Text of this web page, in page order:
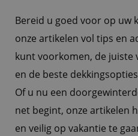
Bereid u goed voor op uw
onze artikelen vol tips en
kunt voorkomen, de juiste
en de beste
Of u nu een
net begint, onze artikelen
en veilig op vakantie te